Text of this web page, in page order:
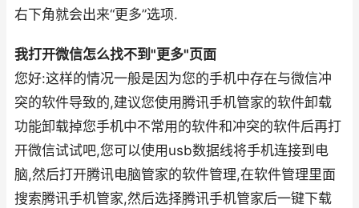
右下角就会出来“更多”选项.
我打开微信怎么找不到"更多"页面
您好:这样的情况一般是因为您的手机中存在与微信冲
突的软件导致的,建议您使用腾讯手机管家的软件卸载
功能卸载掉您手机中不常用的软件和冲突的软件后再打
开微信试试吧,您可以使用usb数据线将手机连接到电
脑,然后打开腾讯电脑管家的软件管理,在软件管理里面
搜索腾讯手机管家,然后选择腾讯手机管家后一键下载